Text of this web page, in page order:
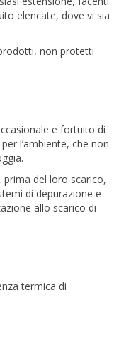
elencate, dove vi sia
non protetti
e fortuito di
l’ambiente, che non
del loro scarico,
di depurazione e
allo scarico di
termica di